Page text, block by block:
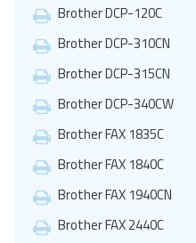
Brother DCP-120C
Brother DCP-310CN
Brother DCP-315CN
Brother DCP-340CW
Brother FAX 1835C
Brother FAX 1840C
Brother FAX 1940CN
Brother FAX 2440C